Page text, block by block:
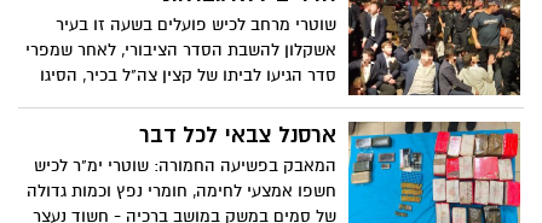
שוטרי מרחב לכיש פועלים בשעה זו בעיר
אשקלון להשבת הסדר הציבורי, לאחר שמפרי
סדר הגיעו לביתו של קצין צה"ל בכיר, הסיגו
שגרת החיים באזור
ארסנל צבאי לכל דבר
המאבק בפשיעה החמורה: שוטרי ימ"ר לכיש
חשפו אמצעי לחימה, חומרי נפץ וכמות גדולה
של סמים במשק במושב ברכיה - חשוד נעצר